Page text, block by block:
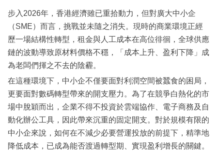
時
事
專
欄
訂
閱
專
區
步入2026年，香港經濟雖已重拾動力，但對廣大中小企
（SME）而言，挑戰並未隨之消失。現時的商業環境正經
歷一場結構性轉型，租金與人工成本在高位徘徊，全球供應
鏈的波動導致原材料價格不穩，「成本上升、盈利下降」成
為老闆們揮之不去的陰霾。
在這種環境下，中小企不僅要面對利潤空間被蠶食的困局，
更要面對數碼轉型帶來的開支壓力。為了在競爭白熱化的市
場中脫穎而出，企業不得不投資於雲端協作、電子商務及自
動化辦公工具，因此帶來沉重的固定開支。對於規模有限的
中小企來說，如何在不減少必要營運投放的前提下，精準地
降低成本，已成為能否渡過轉型期、實現盈利增長的關鍵。